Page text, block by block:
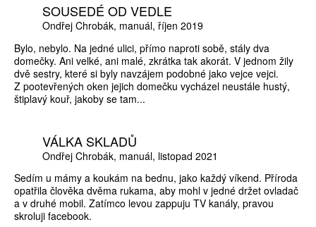
SOUSEDÉ OD VEDLE
Ondřej Chrobák manuál říjen 2019
Bylo, nebylo. Na jedné ulici, přímo naproti sobě, stály dva
domečky. Ani velké, ani malé, zkrátka tak akorát. V jednom žily
dvě sestry, které si byly navzájem podobné jako vejce vejci.
Z pootevřených oken jejich domečku vycházel neustále hustý,
štiplavý kouř, jakoby se tam...
VÁLKA SKLADŮ
Ondřej Chrobák manuál listopad 2021
Sedím u mámy a koukám na bednu, jako každý víkend. Příroda
opatřila člověka dvěma rukama, aby mohl v jedné držet ovladač
a v druhé mobil. Zatímco levou zappuju TV kanály, pravou
skroluji facebook.